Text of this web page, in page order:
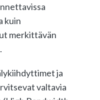
kuin
merkittävän
ja
valtavia